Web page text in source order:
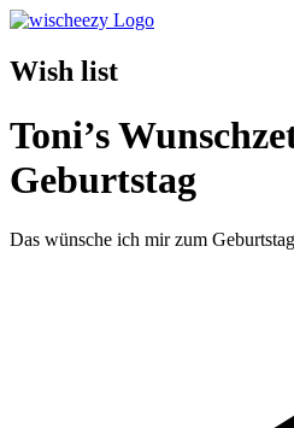
Wish list
Toni’s
Geburtstag
Das wünsche ich mir zum Geburtstag